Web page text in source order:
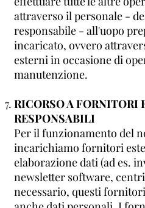
attraverso il personale -
responsabile - all'uopo
incaricato, ovvero
esterni in occasione di
manutenzione.
RICORSO A FORNITORI
RESPONSABILI
Per il funzionamento del
incarichiamo fornitori
elaborazione dati (ad es.
newsletter software,
necessario, questi